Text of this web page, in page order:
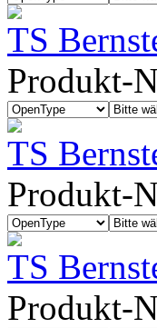
TS
Produkt-
TS
Produkt-
TS
Produkt-